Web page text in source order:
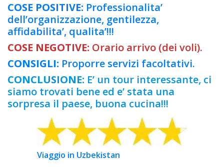
COSE POSITIVE: Professionalita’
dell’organizzazione, gentilezza,
affidabilita’, qualita’!!!
COSE NEGOTIVE: Orario arrivo (dei voli).
CONSIGLI: Proporre servizi facoltativi.
CONCLUSIONE: E’ un tour interessante, ci
siamo trovati bene ed e’ stata una
sorpresa il paese, buona cucina!!!
Viaggio in Uzbekistan